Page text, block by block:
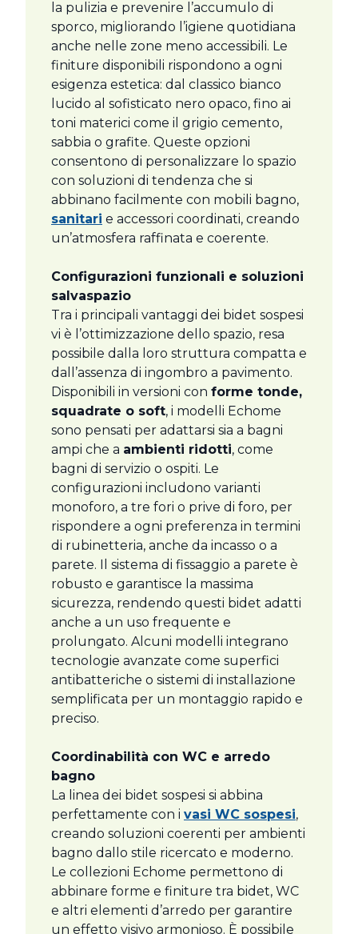
la pulizia e prevenire l’accumulo di
sporco, migliorando l’igiene quotidiana
anche nelle zone meno accessibili. Le
finiture disponibili rispondono a ogni
esigenza estetica: dal classico bianco
lucido al sofisticato nero opaco, fino ai
toni materici come il grigio cemento,
sabbia o grafite. Queste opzioni
consentono di personalizzare lo spazio
con soluzioni di tendenza che si
abbinano facilmente con mobili bagno,
sanitari e accessori coordinati, creando
un’atmosfera raffinata e coerente.
Configurazioni funzionali e soluzioni
salvaspazio
Tra i principali vantaggi dei bidet sospesi
vi è l’ottimizzazione dello spazio, resa
possibile dalla loro struttura compatta e
dall’assenza di ingombro a pavimento.
Disponibili in versioni con forme tonde,
squadrate o soft, i modelli Echome
sono pensati per adattarsi sia a bagni
ampi che a ambienti ridotti, come
bagni di servizio o ospiti. Le
configurazioni includono varianti
monoforo, a tre fori o prive di foro, per
rispondere a ogni preferenza in termini
di rubinetteria, anche da incasso o a
parete. Il sistema di fissaggio a parete è
robusto e garantisce la massima
sicurezza, rendendo questi bidet adatti
anche a un uso frequente e
prolungato. Alcuni modelli integrano
tecnologie avanzate come superfici
antibatteriche o sistemi di installazione
semplificata per un montaggio rapido e
preciso.
Coordinabilità con WC e arredo
bagno
La linea dei bidet sospesi si abbina
perfettamente con i vasi WC sospesi,
creando soluzioni coerenti per ambienti
bagno dallo stile ricercato e moderno.
Le collezioni Echome permettono di
abbinare forme e finiture tra bidet, WC
e altri elementi d’arredo per garantire
un effetto visivo armonioso. È possibile